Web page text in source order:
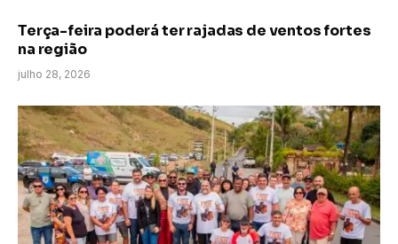
Terça-feira poderá ter rajadas de ventos fortes
na região
julho 28, 2026